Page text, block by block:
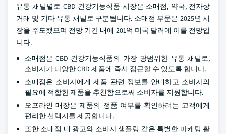
유통 채널별로 CBD 건강기능식품 시장은 소매점, 약국, 전자상
거래 및 기타 유통 채널로 구분됩니다. 소매점 부문은 2025년 시
장을 주도했으며 전망 기간 내에 201억 미국 달러에 이를 전망입
니다.
소매점은 CBD 건강기능식품의 가장 광범위한 유통 채널로,
소비자가 다양한 CBD 제품에 즉시 접근할 수 있도록 합니다.
소매점은 소비자에게 제품 관련 정보를 안내하고 소비자의
필요에 적합한 제품을 추천함으로써 소비자를 지원합니다.
오프라인 매장은 제품의 정품 여부를 확인하려는 고객에게
편리한 선택지를 제공합니다.
또한 소매점 내 광고와 소비자 샘플링 같은 특별한 마케팅 활